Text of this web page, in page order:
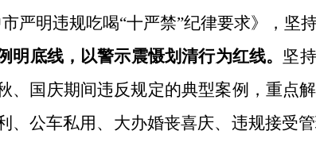
严明违规吃喝“十严禁”纪律要求》，坚
明底线，以警示震慑划清行为红线。 坚持
、国庆期间违反规定的典型案例，重点
、公车私用、大办婚丧喜庆、违规接受